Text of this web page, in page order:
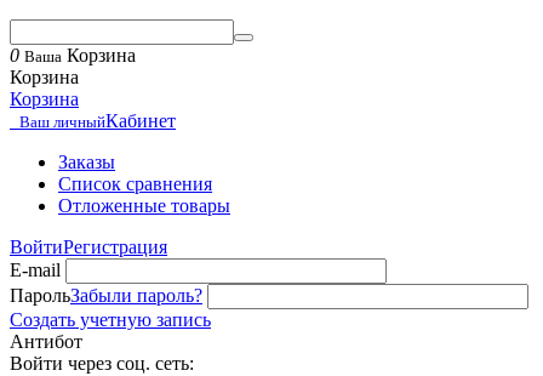
0 Ваша Корзина
Корзина
Корзина
Ваш личныйКабинет
Заказы
Список сравнения
Отложенные товары
ВойтиРегистрация
E-mail
ПарольЗабыли пароль?
Создать учетную запись
Антибот
Войти через соц. сеть: